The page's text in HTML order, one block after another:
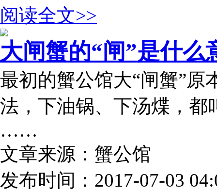
阅读全文>>
大闸蟹的“闸”是什么
最初的蟹公馆大“闸蟹”原
法，下油锅、下汤煠，都
……
文章来源：蟹公馆
发布时间：2017-07-03